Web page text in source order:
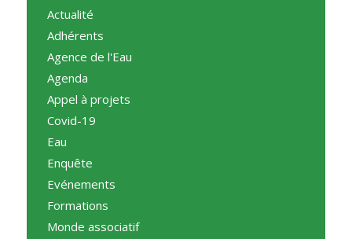
Actualité
Adhérents
Agence de l'Eau
Agenda
Appel à projets
Covid-19
Eau
Enquête
Evénements
Formations
Monde associatif